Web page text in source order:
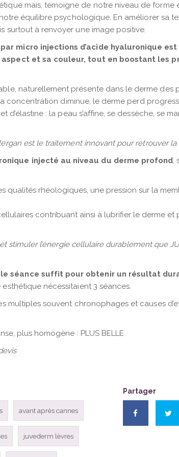
mais, témoigne de notre niveau de forme
équilibre psychologique. En améliorer sa
surtout à renvoyer une image positive.
micro injections d’acide hyaluronique
et sa couleur, tout en boostant les
naturellement présente dans le derme des
concentration diminue, le derme perd
: la peau s’affine, se dessèche, se
est le traitement innovant pour retrouver la
injecté au niveau du derme profond,
qualités rhéologiques, une pression sur la
contribuant ainsi à lubrifier le derme et
stimuler l’énergie cellulaire durablement que
séance suffit pour obtenir un résultat
nécessitaient 3 séances.
multiples souvent chronophages et causes
plus homogène : PLUS BELLE
avant après cannes
juvederm lèvres
Partager